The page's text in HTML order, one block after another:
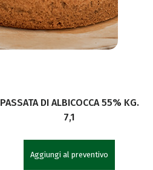
PASSATA DI ALBICOCCA 55% KG.
7,1
Aggiungi al preventivo